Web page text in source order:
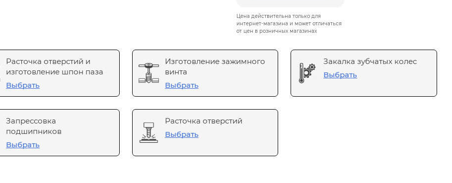
Цена действительна только для
интернет-магазина и может отличаться
от цен в розничных магазинах
Расточка отверстий и
изготовление шпон паза
Выбрать
Изготовление зажимного
винта
Выбрать
Закалка зубчатых колес
Выбрать
Запрессовка
подшипников
Выбрать
Расточка отверстий
Выбрать